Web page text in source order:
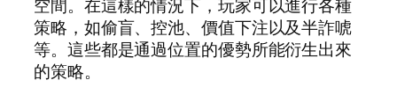
空間。在這樣的情況下，玩家可以進行各種
策略，如偷盲、控池、價值下注以及半詐唬
等。這些都是通過位置的優勢所能衍生出來
的策略。